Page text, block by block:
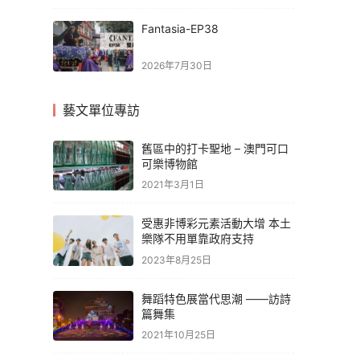
Fantasia-EP38
2026年7月30日
藝文單位專訪
舊區中的打卡聖地 – 澳門可口
可樂博物館
2021年3月1日
受惠非博彩元素活動大增 本土
樂隊不用單靠政府支持
2023年8月25日
舞蹈特色展當代思潮 ——訪詩
篇舞集
2021年10月25日